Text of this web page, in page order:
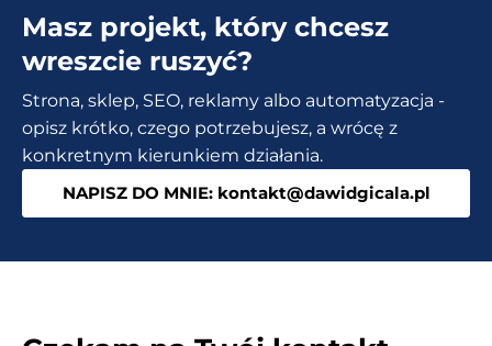
zwiększyłem
krotnie!
Masz projekt, który chcesz
wreszcie ruszyć?
Strona, sklep, SEO, reklamy albo automatyzacja -
opisz krótko, czego potrzebujesz, a wrócę z
konkretnym kierunkiem działania.
NAPISZ DO MNIE: kontakt@dawidgicala.pl